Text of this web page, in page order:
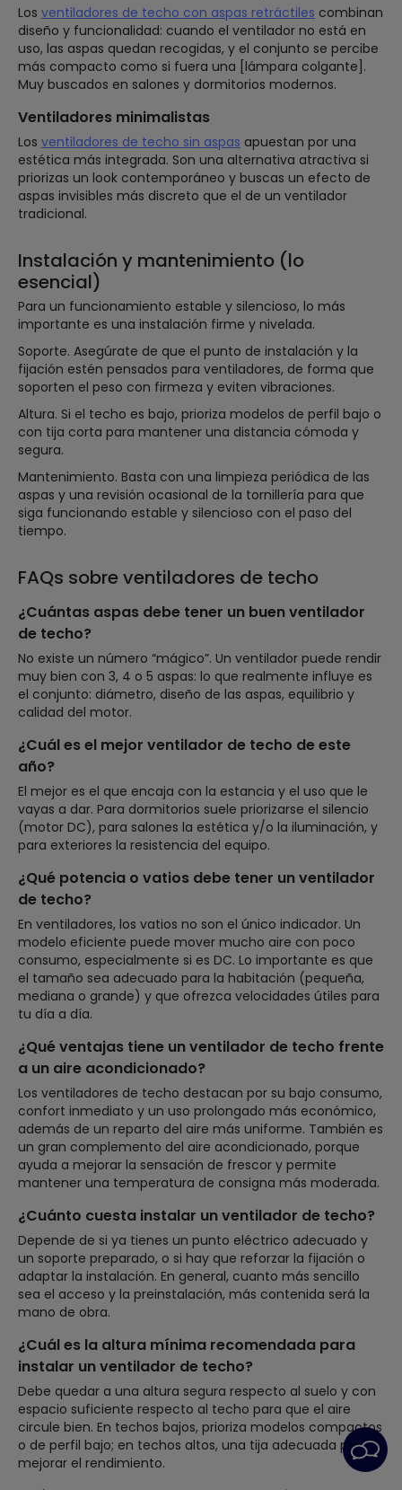
Los ventiladores de techo con aspas retráctiles combinan
diseño y funcionalidad: cuando el ventilador no está en
uso, las aspas quedan recogidas, y el conjunto se percibe
más compacto como si fuera una [lámpara colgante].
Muy buscados en salones y dormitorios modernos.
Ventiladores minimalistas
Los ventiladores de techo sin aspas apuestan por una
estética más integrada. Son una alternativa atractiva si
priorizas un look contemporáneo y buscas un efecto de
aspas invisibles más discreto que el de un ventilador
tradicional.
Instalación y mantenimiento (lo
esencial)
Para un funcionamiento estable y silencioso, lo más
importante es una instalación firme y nivelada.
Soporte. Asegúrate de que el punto de instalación y la
fijación estén pensados para ventiladores, de forma que
soporten el peso con firmeza y eviten vibraciones.
Altura. Si el techo es bajo, prioriza modelos de perfil bajo o
con tija corta para mantener una distancia cómoda y
segura.
Mantenimiento. Basta con una limpieza periódica de las
aspas y una revisión ocasional de la tornillería para que
siga funcionando estable y silencioso con el paso del
tiempo.
FAQs sobre ventiladores de techo
¿Cuántas aspas debe tener un buen ventilador
de techo?
No existe un número “mágico”. Un ventilador puede rendir
muy bien con 3, 4 o 5 aspas: lo que realmente influye es
el conjunto: diámetro, diseño de las aspas, equilibrio y
calidad del motor.
¿Cuál es el mejor ventilador de techo de este
año?
El mejor es el que encaja con la estancia y el uso que le
vayas a dar. Para dormitorios suele priorizarse el silencio
(motor DC), para salones la estética y/o la iluminación, y
para exteriores la resistencia del equipo.
¿Qué potencia o vatios debe tener un ventilador
de techo?
En ventiladores, los vatios no son el único indicador. Un
modelo eficiente puede mover mucho aire con poco
consumo, especialmente si es DC. Lo importante es que
el tamaño sea adecuado para la habitación (pequeña,
mediana o grande) y que ofrezca velocidades útiles para
tu día a día.
¿Qué ventajas tiene un ventilador de techo frente
a un aire acondicionado?
Los ventiladores de techo destacan por su bajo consumo,
confort inmediato y un uso prolongado más económico,
además de un reparto del aire más uniforme. También es
un gran complemento del aire acondicionado, porque
ayuda a mejorar la sensación de frescor y permite
mantener una temperatura de consigna más moderada.
¿Cuánto cuesta instalar un ventilador de techo?
Depende de si ya tienes un punto eléctrico adecuado y
un soporte preparado, o si hay que reforzar la fijación o
adaptar la instalación. En general, cuanto más sencillo
sea el acceso y la preinstalación, más contenida será la
mano de obra.
¿Cuál es la altura mínima recomendada para
instalar un ventilador de techo?
Debe quedar a una altura segura respecto al suelo y con
espacio suficiente respecto al techo para que el aire
circule bien. En techos bajos, prioriza modelos compactos
o de perfil bajo; en techos altos, una tija adecuada puede
mejorar el rendimiento.